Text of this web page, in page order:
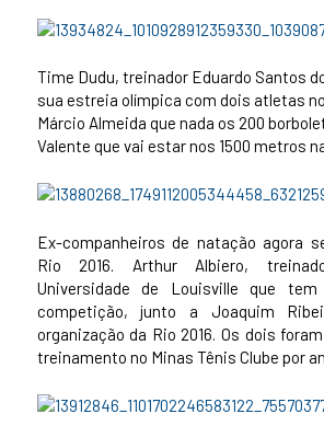
Time Dudu, treinador Eduardo Santos
sua estreia olímpica com dois atletas
Márcio Almeida que nada os 200
Valente que vai estar nos 1500 metros
Ex-companheiros de natação agora
Rio 2016. Arthur Albiero,
Universidade de Louisville que
competição, junto a Joaquim
organização da Rio 2016. Os dois
treinamento no Minas Tênis Clube por